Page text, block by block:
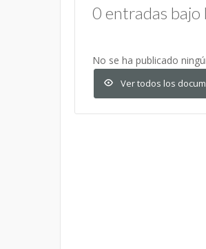
0 entradas bajo
No se ha publicado
Ver todos los